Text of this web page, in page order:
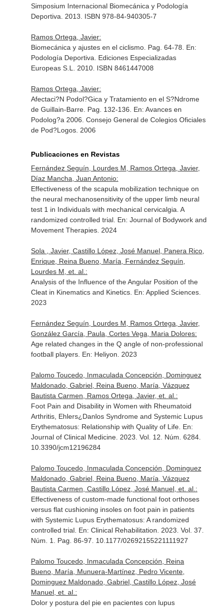
Simposium Internacional Biomecánica y Podología
Deportiva . 2013. ISBN 978-84-940305-7
Ramos Ortega, Javier:
Biomecánica y ajustes en el ciclismo. Pag. 64-78. En:
Podología Deportiva . Ediciones Especializadas
Europeas S.L. 2010. ISBN 8461447008
Ramos Ortega, Javier:
Afectaci?N Podol?Gica y Tratamiento en el S?Ndrome
de Guillain-Barre. Pag. 132-136. En: Avances en
Podolog?a 2006 . Consejo General de Colegios Oficiales
de Pod?Logos. 2006
Publicaciones en Revistas
Fernández Seguín, Lourdes M, Ramos Ortega, Javier,
Díaz Mancha, Juan Antonio:
Effectiveness of the scapula mobilization technique on
the neural mechanosensitivity of the upper limb neural
test 1 in Individuals with mechanical cervicalgia. A
randomized controlled trial. En: Journal of Bodywork and
Movement Therapies. 2024
Sola , Javier, Castillo López, José Manuel, Panera Rico,
Enrique, Reina Bueno, María, Fernández Seguín,
Lourdes M, et. al.:
Analysis of the Influence of the Angular Position of the
Cleat in Kinematics and Kinetics. En: Applied Sciences.
2023
Fernández Seguín, Lourdes M, Ramos Ortega, Javier,
González García, Paula, Cortes Vega, Maria Dolores:
Age related changes in the Q angle of non-professional
football players. En: Heliyon . 2023
Palomo Toucedo, Inmaculada Concepción, Dominguez
Maldonado, Gabriel, Reina Bueno, María, Vázquez
Bautista Carmen, Ramos Ortega, Javier, et. al.:
Foot Pain and Disability in Women with Rheumatoid
Arthritis, Ehlers¿Danlos Syndrome and Systemic Lupus
Erythematosus: Relationship with Quality of Life. En:
Journal of Clinical Medicine. 2023. Vol. 12. Núm. 6284.
10.3390/jcm12196284
Palomo Toucedo, Inmaculada Concepción, Dominguez
Maldonado, Gabriel, Reina Bueno, María, Vázquez
Bautista Carmen, Castillo López, José Manuel, et. al.:
Effectiveness of custom-made functional foot orthoses
versus flat cushioning insoles on foot pain in patients
with Systemic Lupus Erythematosus: A randomized
controlled trial. En: Clinical Rehabilitation . 2023. Vol. 37.
Núm. 1. Pag. 86-97. 10.1177/02692155221111927
Palomo Toucedo, Inmaculada Concepción, Reina
Bueno, María, Munuera-Martínez, Pedro Vicente,
Dominguez Maldonado, Gabriel, Castillo López, José
Manuel, et. al.:
Dolor y postura del pie en pacientes con lupus